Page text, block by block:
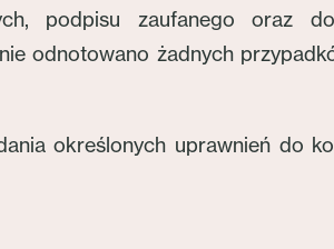
podpisu zaufanego oraz
odnotowano żadnych
określonych uprawnień do